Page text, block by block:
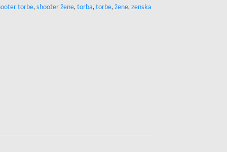
torbe, shooter žene, torba, torbe, žene, zenska